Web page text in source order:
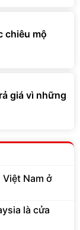
chiêu mộ
giá vì những
Nam ở
là cửa